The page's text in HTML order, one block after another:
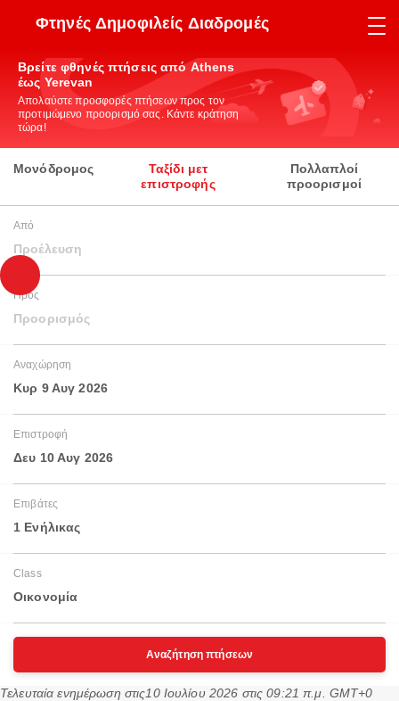
Φτηνές Δημοφιλείς Διαδρομές
Βρείτε φθηνές πτήσεις από Athens
έως Yerevan
Απολαύστε προσφορές πτήσεων προς τον
προτιμώμενο προορισμό σας. Κάντε κράτηση
τώρα!
Μονόδρομος
Ταξίδι μετ
επιστροφής
Πολλαπλοί
προορισμοί
Από
Προέλευση
Προς
Προορισμός
Αναχώρηση
Κυρ 9 Αυγ 2026
Επιστροφή
Δευ 10 Αυγ 2026
Επιβάτες
1 Ενήλικας
Class
Οικονομία
Αναζήτηση πτήσεων
Τελευταία ενημέρωση στις10 Ιουλίου 2026 στις 09:21 π.μ. GMT+0